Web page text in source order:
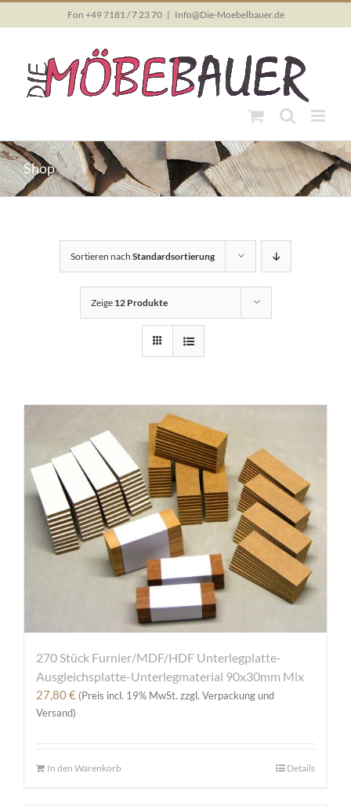
to
Fon +49 7181 / 7 23 70 | Info@Die-Moebelbauer.de
Shop
Sortieren nach Standardsortierung
Zeige 12 Produkte
270 Stück Furnier/MDF/HDF Unterlegplatte-
Ausgleichsplatte-Unterlegmaterial 90x30mm Mix
27,80€ (Preis incl. 19% MwSt. zzgl. Verpackung und
Versand)
In den Warenkorb Details